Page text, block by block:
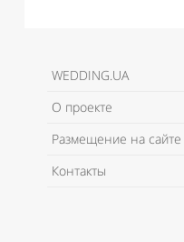
WEDDING.UA
О проекте
Размещение на сайте
Контакты